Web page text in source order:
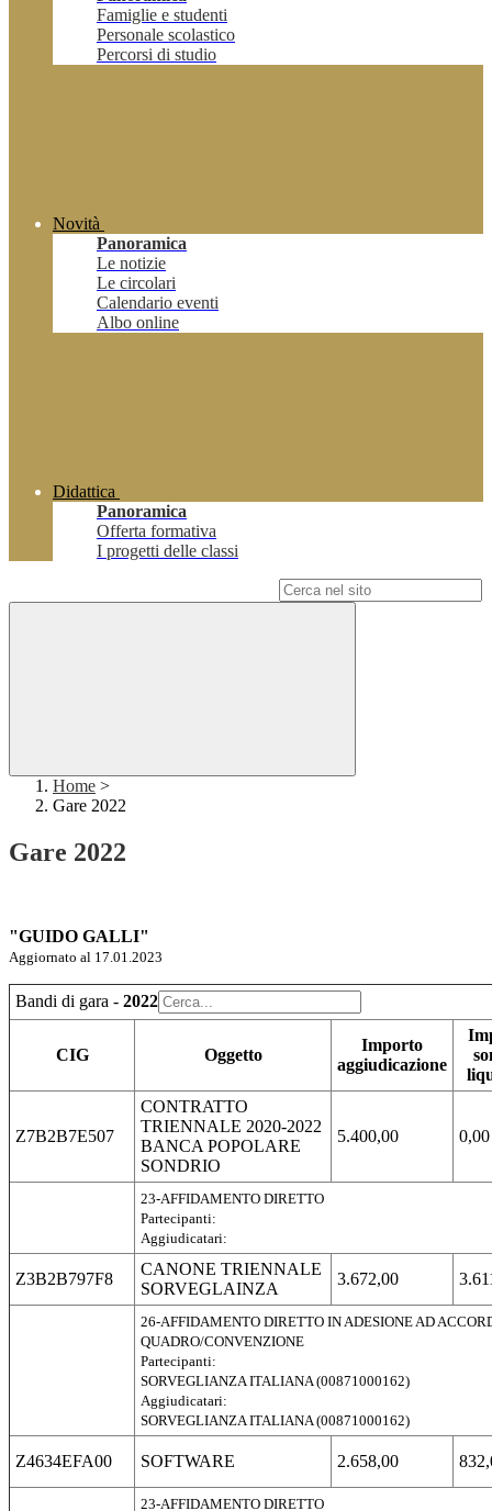
Famiglie e studenti
Personale scolastico
Percorsi di studio
Novità
Panoramica
Le notizie
Le circolari
Calendario eventi
Albo online
Didattica
Panoramica
Offerta formativa
I progetti delle classi
Home >
Gare 2022
Gare 2022
"GUIDO GALLI"
Aggiornato al 17.01.2023
Bandi di gara - 2022
CIG Oggetto
Importo
aggiudicazione
Z7B2B7E507
CONTRATTO
TRIENNALE 2020-2022
BANCA POPOLARE
SONDRIO
5.400,00 0,00
23-AFFIDAMENTO DIRETTO
Partecipanti:
Aggiudicatari:
Z3B2B797F8
CANONE TRIENNALE
SORVEGLAINZA
3.672,00
26-AFFIDAMENTO DIRETTO IN ADESIONE AD
QUADRO/CONVENZIONE
Partecipanti:
SORVEGLIANZA ITALIANA (00871000162)
Aggiudicatari:
SORVEGLIANZA ITALIANA (00871000162)
Z4634EFA00 SOFTWARE 2.658,00
23-AFFIDAMENTO DIRETTO